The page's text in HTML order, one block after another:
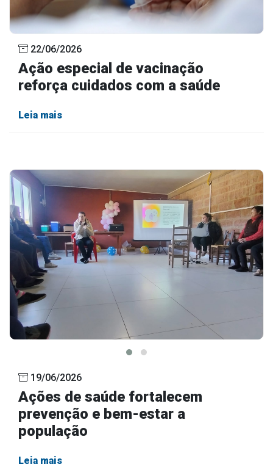
22/06/2026
Ação especial de vacinação
reforça cuidados com a saúde
Leia mais
19/06/2026
Ações de saúde fortalecem
prevenção e bem-estar a
população
Leia mais